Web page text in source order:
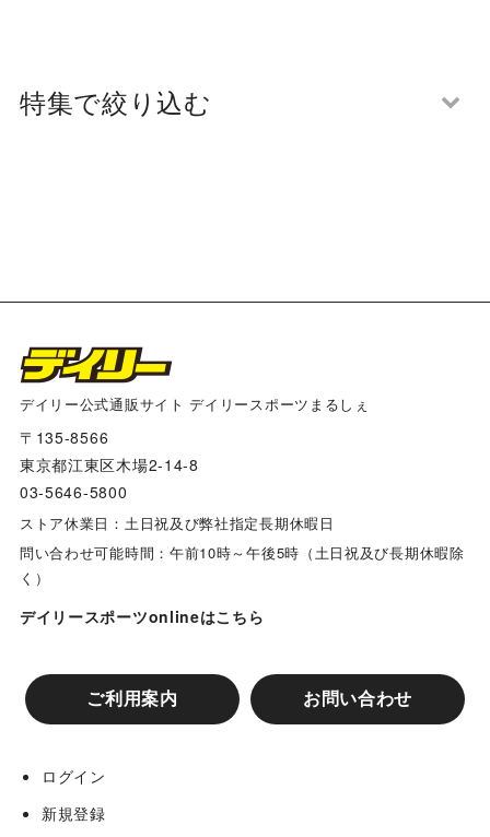
特集で絞り込む
阪神タイガース×デイリー×江坂ジーンズ
兵庫ジビエレザーｘ阪神タイガース コラボグッズ
リゲッタカヌー コラボグッズ
阪神タイガース スマホケース
阪神タイガースコラボ グローブバッグ
デイリー公式通販サイト デイリースポーツまるしぇ
〒135-8566
東京都江東区木場2-14-8
03-5646-5800
ストア休業日：土日祝及び弊社指定長期休暇日
問い合わせ可能時間：午前10時～午後5時（土日祝及び長期休暇除
く）
デイリースポーツonlineはこちら
ご利用案内 お問い合わせ
ログイン
新規登録